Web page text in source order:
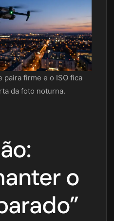
paira firme e o ISO fica
da foto noturna.
o